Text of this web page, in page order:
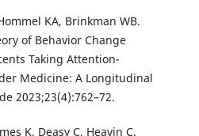
KA, Brinkman WB.
of Behavior Change
Taking Attention-
Medicine: A Longitudinal
2023;23(4):762–72.
K, Deasy C, Heavin C.